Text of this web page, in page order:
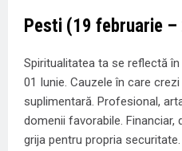
Pesti (19 februarie
Spiritualitatea ta se reflectă
01 Iunie. Cauzele în care
suplimentară. Profesional,
domenii favorabile. Financiar,
grija pentru propria securitate.